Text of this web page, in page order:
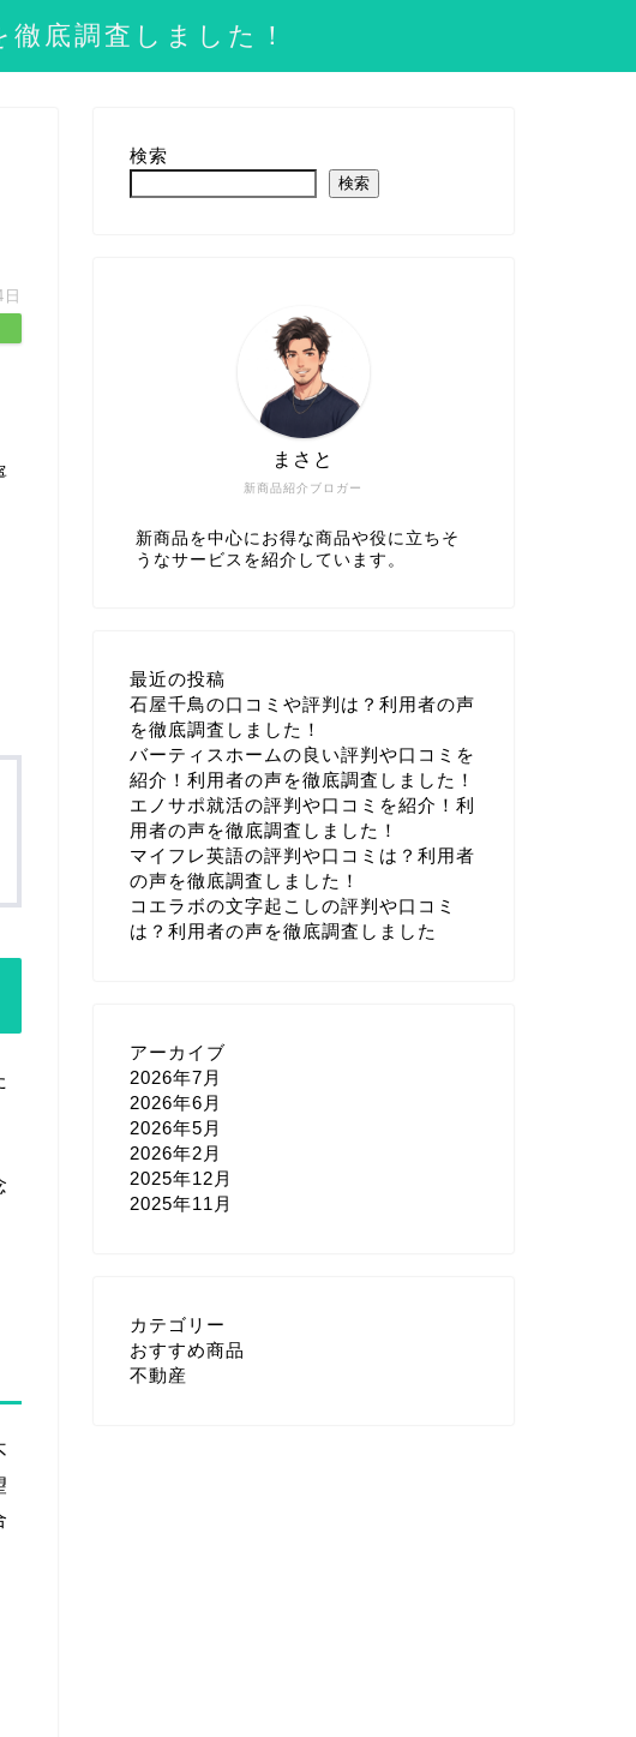
底調査しました！
検索
検索
新商品紹介ブロガー
まさと
新商品を中心にお得な商品や役に立ちそ
うなサービスを紹介しています。
最近の投稿
石屋千鳥の口コミや評判は？利用者の声
を徹底調査しました！
バーティスホームの良い評判や口コミを
紹介！利用者の声を徹底調査しました！
エノサポ就活の評判や口コミを紹介！利
用者の声を徹底調査しました！
マイフレ英語の評判や口コミは？利用者
の声を徹底調査しました！
コエラボの文字起こしの評判や口コミ
は？利用者の声を徹底調査しました
アーカイブ
2026年7月
2026年6月
2026年5月
2026年2月
2025年12月
2025年11月
カテゴリー
おすすめ商品
不動産